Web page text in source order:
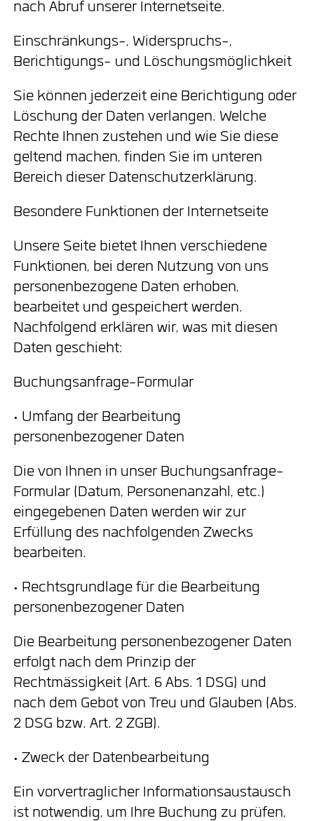
nach Abruf unserer Internetseite.
Einschränkungs-, Widerspruchs-,
Berichtigungs- und Löschungsmöglichkeit
Sie können jederzeit eine Berichtigung oder
Löschung der Daten verlangen. Welche
Rechte Ihnen zustehen und wie Sie diese
geltend machen, finden Sie im unteren
Bereich dieser Datenschutzerklärung.
Besondere Funktionen der Internetseite
Unsere Seite bietet Ihnen verschiedene
Funktionen, bei deren Nutzung von uns
personenbezogene Daten erhoben,
bearbeitet und gespeichert werden.
Nachfolgend erklären wir, was mit diesen
Daten geschieht:
Buchungsanfrage-Formular
• Umfang der Bearbeitung
personenbezogener Daten
Die von Ihnen in unser Buchungsanfrage-
Formular (Datum, Personenanzahl, etc.)
eingegebenen Daten werden wir zur
Erfüllung des nachfolgenden Zwecks
bearbeiten.
• Rechtsgrundlage für die Bearbeitung
personenbezogener Daten
Die Bearbeitung personenbezogener Daten
erfolgt nach dem Prinzip der
Rechtmässigkeit (Art. 6 Abs. 1 DSG) und
nach dem Gebot von Treu und Glauben (Abs.
2 DSG bzw. Art. 2 ZGB).
• Zweck der Datenbearbeitung
Ein vorvertraglicher Informationsaustausch
ist notwendig, um Ihre Buchung zu prüfen,